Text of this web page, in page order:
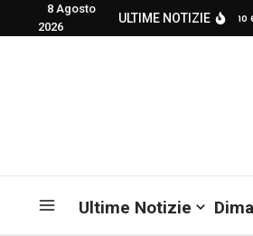
Salta al contenuto
8 Agosto
2026
ULTIME NOTIZIEMourinho elogia
Ultime Notizie